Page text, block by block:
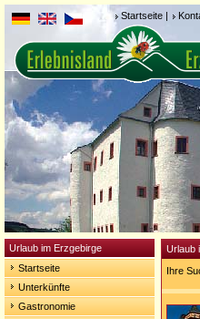
Startseite |
Urlaub im Erzgebirge
Startseite
Unterkünfte
Gastronomie
Urlaub
Ihre